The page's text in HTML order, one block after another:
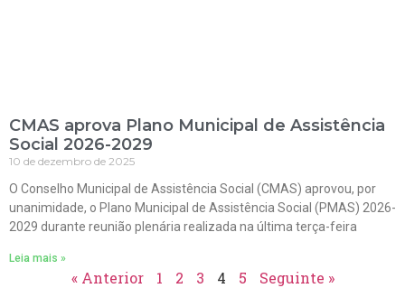
CMAS aprova Plano Municipal de Assistência
Social 2026-2029
10 de dezembro de 2025
O Conselho Municipal de Assistência Social (CMAS) aprovou, por
unanimidade, o Plano Municipal de Assistência Social (PMAS) 2026-
2029 durante reunião plenária realizada na última terça-feira
Leia mais »
« Anterior 1 2 3 4 5 Seguinte »